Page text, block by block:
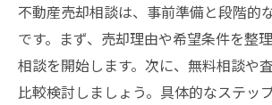
不動産売却相談は、事前準備と段階的
です。まず、売却理由や希望条件を整
相談を開始します。次に、無料相談や
比較検討しましょう。具体的なステッ